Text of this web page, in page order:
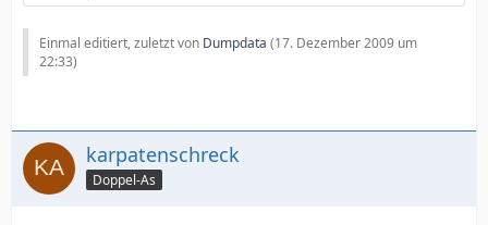
Einmal editiert, zuletzt von Dumpdata (17. Dezember 2009 um
22:33)
karpatenschreck
Doppel-As